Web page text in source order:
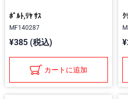
ﾎﾞﾙﾄ,ﾘﾔ ｻｽ
MF140287
¥385 (税込)
カートに追加
ｸ